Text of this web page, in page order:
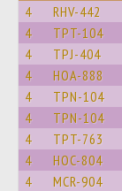
4 RHV-442
4 TPT-104
4 TPJ-404
4 HOA-888
4 TPN-104
4 TPN-104
4 TPT-763
4 HOC-804
4 MCR-904